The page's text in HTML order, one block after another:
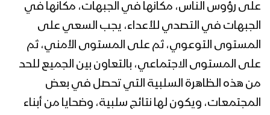
على رؤوس الناس، مكانها في الجبهات، مكانها في
الجبهات في التصدي للأعداء، يجب السعي على
المستوى التوعوي، ثم على المستوى الأمني، ثم
على المستوى الاجتماعي، بالتعاون بين الجميع للحد
من هذه الظاهرة السلبية التي تحصل في بعض
المجتمعات، ويكون لها نتائج سلبية، وضحايا من أبناء